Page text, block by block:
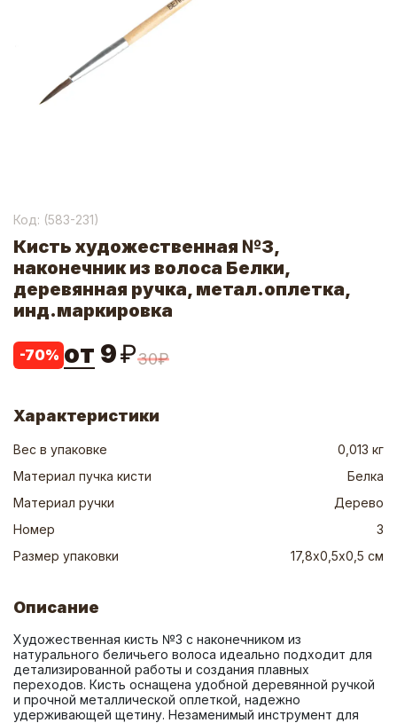
Код: (583-231)
Кисть художественная №3,
наконечник из волоса Белки,
деревянная ручка, метал.оплетка,
инд.маркировка
-70% от 9₽30₽
Характеристики
Вес в упаковке
0,013 кг
Материал пучка кисти
Белка
Материал ручки
Дерево
Номер
3
Размер упаковки
17,8х0,5х0,5 см
Описание
Художественная кисть №3 с наконечником из
натурального беличьего волоса идеально подходит для
детализированной работы и создания плавных
переходов. Кисть оснащена удобной деревянной ручкой
и прочной металлической оплеткой, надежно
удерживающей щетину. Незаменимый инструмент для